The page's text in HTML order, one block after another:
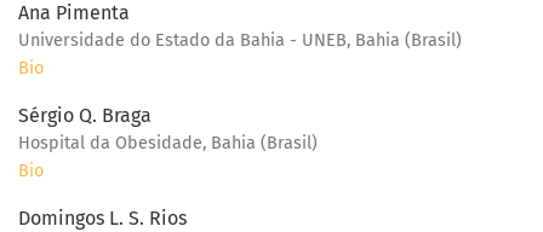
Ana Pimenta
Universidade do Estado da Bahia - UNEB, Bahia (Brasil)
Bio
Sérgio Q. Braga
Hospital da Obesidade, Bahia (Brasil)
Bio
Domingos L. S. Rios